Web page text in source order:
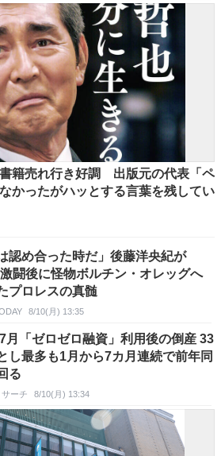
籍売れ行き好調 出版元の代表「ペ
かったがハッとする言葉を残してい
認め合った時だ」後藤洋央紀が
激闘後に怪物ボルチン・オレッグへ
プロレスの真髄
8/10(月) 13:35
月「ゼロゼロ融資」利用後の倒産 33
最多も1月から7カ月連続で前年同
る
ーチ 8/10(月) 13:34